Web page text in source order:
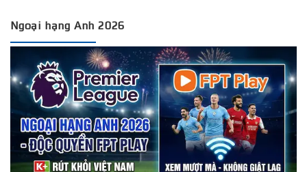
Ngoại hạng Anh 2026